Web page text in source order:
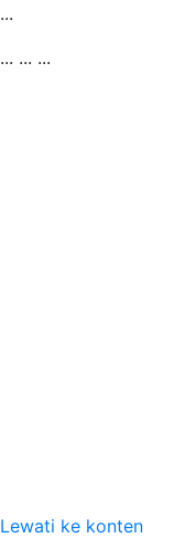
...
... ... ...
Lewati ke konten